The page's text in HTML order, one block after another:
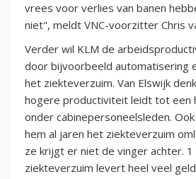
vrees voor verlies van banen
niet", meldt VNC-voorzitter Chris
Verder wil KLM de
door bijvoorbeeld automatisering
het ziekteverzuim. Van Elswijk
hogere productiviteit leidt tot een
onder cabinepersoneelsleden.
hem al jaren het ziekteverzuim
ze krijgt er niet de vinger achter.
ziekteverzuim levert heel veel